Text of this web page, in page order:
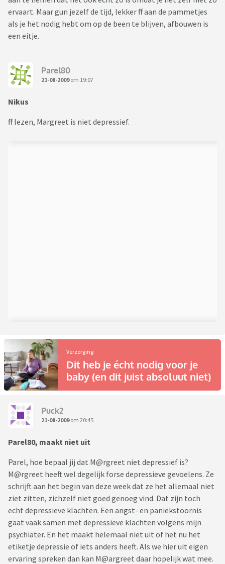
ervaart. Maar gun jezelf de tijd, lekker ff aan de pammetjes
als je het nodig hebt om op de been te blijven, afbouwen is
een eitje.
Parel80
21-08-2009om 19:07
Nikus
ff lezen, Margreet is niet depressief.
Verzorging
Dit heb je écht nodig voor je
baby (en dit juist absoluut niet)
Puck2
21-08-2009om 20:45
Parel80, maakt niet uit
Parel, hoe bepaal jij dat M@rgreet niet depressief is?
M@rgreet heeft wel degelijk forse depressieve gevoelens. Ze
schrijft aan het begin van deze week dat ze het allemaal niet
ziet zitten, zichzelf niet goed genoeg vind. Dat zijn toch
echt depressieve klachten. Een angst- en paniekstoornis
gaat vaak samen met depressieve klachten volgens mijn
psychiater. En het maakt helemaal niet uit of het nu het
etiketje depressie of iets anders heeft. Als we hier uit eigen
ervaring spreken dan kan M@argreet daar hopelijk wat mee.